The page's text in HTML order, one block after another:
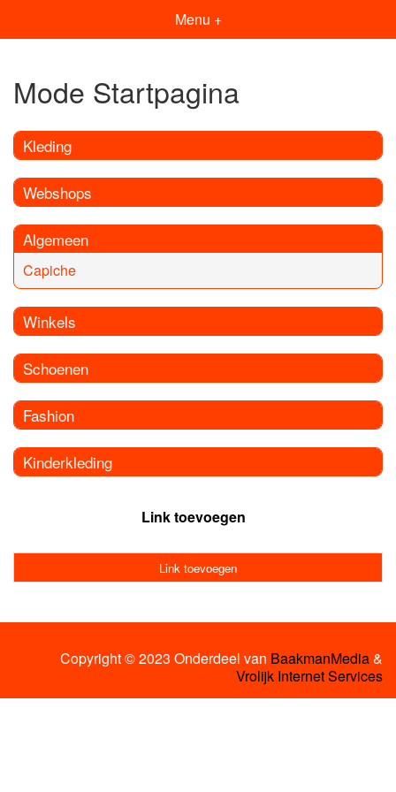
Menu +
Mode Startpagina
Kleding
Webshops
Algemeen
Capiche
Winkels
Schoenen
Fashion
Kinderkleding
Link toevoegen
Link toevoegen
Copyright © 2023 Onderdeel van BaakmanMedia&
Vrolijk Internet Services